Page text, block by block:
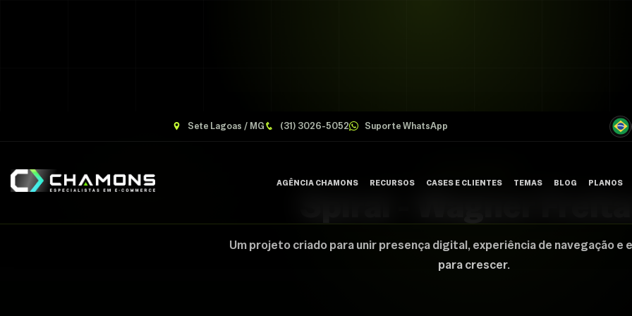
Sete Lagoas / MG (31) 3026-5052 Suporte WhatsApp
AGÊNCIA CHAMONS RECURSOS CASES E CLIENTES TEMAS BLOG PLANOS
FALE
Um projeto criado para unir presença digital, experiência de navegação
para crescer.